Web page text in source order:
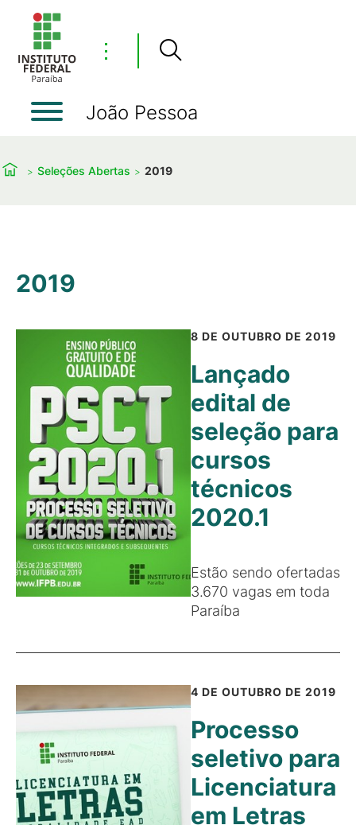
⋮
João Pessoa
Seleções Abertas 2019
2019
8 DE OUTUBRO DE 2019
Lançado
edital de
seleção para
cursos
técnicos
2020.1
Estão sendo ofertadas
3.670 vagas em toda
Paraíba
4 DE OUTUBRO DE 2019
Processo
seletivo para
Licenciatura
em Letras